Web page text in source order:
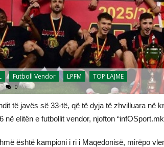
Futboll Vendor LPFM TOP LAJME
0
të javës së 33-të, që të dyja të zhvilluara në
në elitën e futbollit vendor, njofton
është kampioni i ri i Maqedonisë, mirëpo